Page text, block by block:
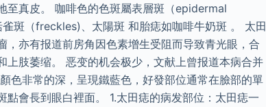
至真皮。 咖啡色的色斑屬表層斑（epidermal
斑（freckles)、太陽斑 和胎痣如咖啡牛奶斑 。 太田
亦有报道前房角因色素增生受阻而导致青光眼，合
肢萎缩。 恶变的机会极少，文献上曾报道本病合并
色非常的深，呈現鐵藍色，好發部位通常在臉部的單
會長到眼白裡面。 1.太田痣的病发部位：太田痣一